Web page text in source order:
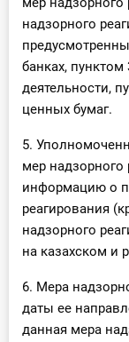
надзорного
банках, пунктом
деятельности,
ценных бумаг.
5.
мер надзорного
информацию о
реагирования
надзорного
на казахском и
6. Мера
даты ее
данная мера